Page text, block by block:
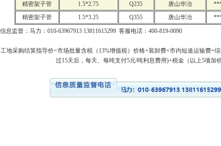
精密架子管
1.5*2.75 Q235 唐山华冶
精密架子管
1.5*3.25 Q355 唐山华冶
信息监督：马力：010-63967913 13811615299 客服电话：400-819-0090
工地采购结算指导价=市场批量含税（13%增值税）价格+装卸费+市内短途运输费+
过15天后，每天、每吨支付5元/吨利息费用)+税金（以上5项加